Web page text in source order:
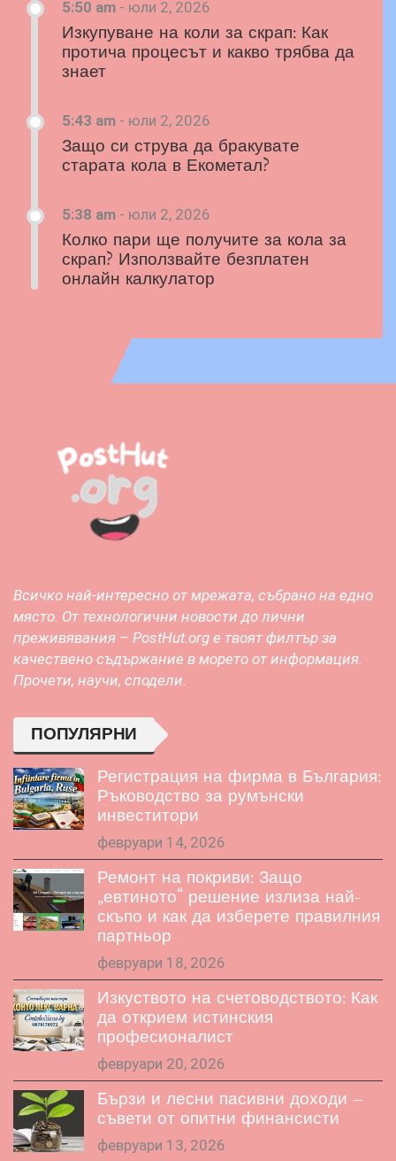
5:50 am - юли 2, 2026
Изкупуване на коли за скрап: Как
протича процесът и какво трябва да
знает
5:43 am - юли 2, 2026
Защо си струва да бракувате
старата кола в Екометал?
5:38 am - юли 2, 2026
Колко пари ще получите за кола за
скрап? Използвайте безплатен
онлайн калкулатор
Всичко най-интересно от мрежата, събрано на едно
място. От технологични новости до лични
преживявания – PostHut.org е твоят филтър за
качествено съдържание в морето от информация.
Прочети, научи, сподели.
ПОПУЛЯРНИ
Регистрация на фирма в България:
Ръководство за румънски
инвеститори
февруари 14, 2026
Ремонт на покриви: Защо
„евтиното“ решение излиза най-
скъпо и как да изберете правилния
партньор
февруари 18, 2026
Изкуството на счетоводството: Как
да открием истинския
професионалист
февруари 20, 2026
Бързи и лесни пасивни доходи –
съвети от опитни финансисти
февруари 13, 2026